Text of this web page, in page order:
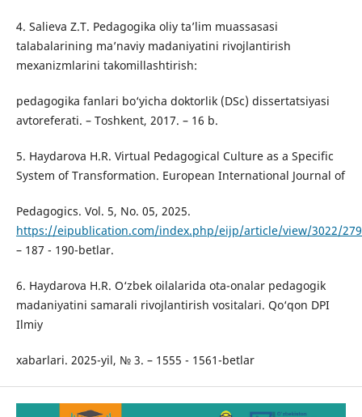
4. Salieva Z.T. Pedagogika oliy ta’lim muassasasi
talabalarining ma’naviy madaniyatini rivojlantirish
mexanizmlarini takomillashtirish:
pedagogika fanlari bo‘yicha doktorlik (DSc) dissertatsiyasi
avtoreferati. – Toshkent, 2017. – 16 b.
5. Haydarova H.R. Virtual Pedagogical Culture as a Specific
System of Transformation. European International Journal of
Pedagogics. Vol. 5, No. 05, 2025.
https://eipublication.com/index.php/eijp/article/view/3022/
– 187 - 190-betlar.
6. Haydarova H.R. O‘zbek oilalarida ota-onalar pedagogik
madaniyatini samarali rivojlantirish vositalari. Qo‘qon DPI
Ilmiy
xabarlari. 2025-yil, № 3. – 1555 - 1561-betlar